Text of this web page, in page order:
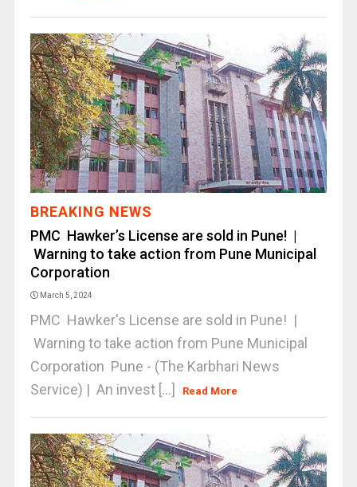
BREAKING NEWS
PMC Hawker’s License are sold in Pune! |
Warning to take action from Pune Municipal
Corporation
March 5, 2024
PMC Hawker's License are sold in Pune! |
Warning to take action from Pune Municipal
Corporation Pune - (The Karbhari News
Service) | An invest [...]
Read More